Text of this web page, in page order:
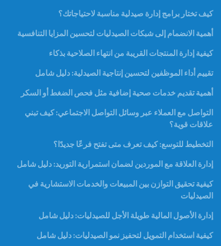
كيف تختار برامج إدارة صيدلية مناسبة لاحتياجاتك؟
أهمية الانضمام إلى شبكات الصيدليات لتحسين المزايا التنافسية
كيفية إدارة المنتجات القريبة من انتهاء الصلاحية بذكاء
تقييم أداء الموظفين لتحسين إنتاجية الصيدلية: دليل شامل
أهمية تقديم خدمات صحية إضافية مثل فحص الضغط أو السكر
التواصل مع العملاء عبر وسائل التواصل الاجتماعي: كيف تبني
علاقات قوية؟
التخطيط للتوسع: كيف تعرف متى تفتح فرعًا جديدًا؟
إدارة العلاقة مع الموردين لضمان استمرارية التوريد: دليل شامل
كيفية تحقيق التوازن بين المبيعات والخدمات الاستشارية في
الصيدليات
إدارة الأصول المالية طويلة الأجل للصيدليات: دليل شامل
كيفية استخدام التمويل لتحفيز نمو الصيدليات: دليل شامل